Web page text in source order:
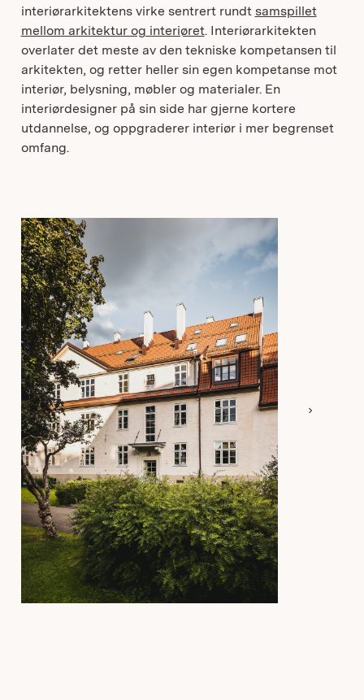
interiørarkitektens virke sentrert rundt samspillet
mellom arkitektur og interiøret. Interiørarkitekten
overlater det meste av den tekniske kompetansen til
arkitekten, og retter heller sin egen kompetanse mot
interiør, belysning, møbler og materialer. En
interiørdesigner på sin side har gjerne kortere
utdannelse, og oppgraderer interiør i mer begrenset
omfang.